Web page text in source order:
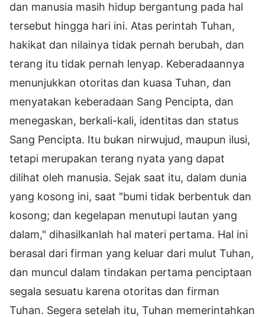
dan manusia masih hidup bergantung pada hal
tersebut hingga hari ini. Atas perintah Tuhan,
hakikat dan nilainya tidak pernah berubah, dan
terang itu tidak pernah lenyap. Keberadaannya
menunjukkan otoritas dan kuasa Tuhan, dan
menyatakan keberadaan Sang Pencipta, dan
menegaskan, berkali-kali, identitas dan status
Sang Pencipta. Itu bukan nirwujud, maupun ilusi,
tetapi merupakan terang nyata yang dapat
dilihat oleh manusia. Sejak saat itu, dalam dunia
yang kosong ini, saat "bumi tidak berbentuk dan
kosong; dan kegelapan menutupi lautan yang
dalam," dihasilkanlah hal materi pertama. Hal ini
berasal dari firman yang keluar dari mulut Tuhan,
dan muncul dalam tindakan pertama penciptaan
segala sesuatu karena otoritas dan firman
Tuhan. Segera setelah itu, Tuhan memerintahkan